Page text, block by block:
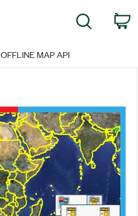
OFFLINE MAP API